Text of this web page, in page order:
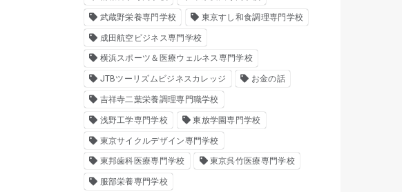
武蔵野栄養専門学校 東京すし和食調理専門学校
成田航空ビジネス専門学校
横浜スポーツ＆医療ウェルネス専門学校
JTBツーリズムビジネスカレッジ お金の話
吉祥寺二葉栄養調理専門職学校
浅野工学専門学校 東放学園専門学校
東京サイクルデザイン専門学校
東邦歯科医療専門学校 東京呉竹医療専門学校
服部栄養専門学校